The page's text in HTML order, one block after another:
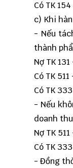
Có TK
c) Khi
- Nếu
thành
Nợ TK
Có TK
Có TK
- Nếu
doanh
Nợ TK
Có TK
- Đồng